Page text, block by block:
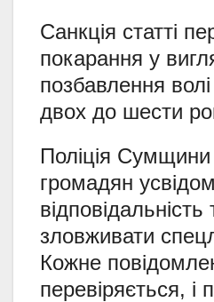
Санкція статті
покарання у
позбавлення
двох до шести
Поліція Сумщини
громадян
відповідальність
зловживати
Кожне
перевіряється, і